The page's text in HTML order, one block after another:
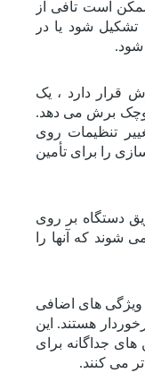
است تافی از
شود یا در
قرار دارد ، یک
برش می دهد.
تنظیمات روی
را برای تأمین
دستگاه بر روی
شوند که آنها را
ویژگی های اضافی
هستند. این
های جداگانه برای
تر می کنند.